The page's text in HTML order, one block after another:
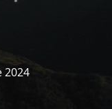
2024